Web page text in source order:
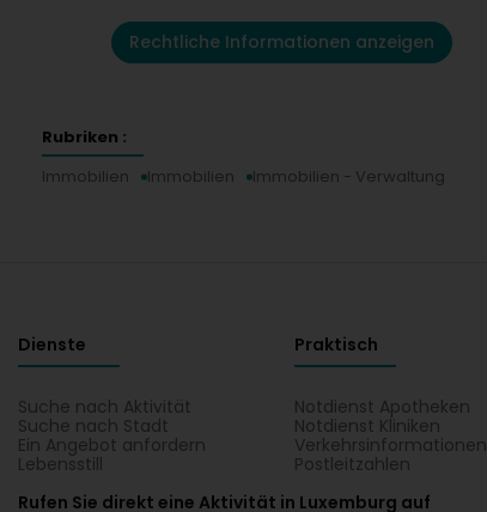
Rechtliche Informationen anzeigen
Rubriken :
Immobilien
Immobilien Immobilien - Verwaltung
Dienste
Suche nach Aktivität
Suche nach Stadt
Ein Angebot anfordern
Lebensstill
Praktisch
Notdienst Apotheken
Notdienst Kliniken
Verkehrsinformationen
Postleitzahlen
Rufen Sie direkt eine Aktivität in Luxemburg auf